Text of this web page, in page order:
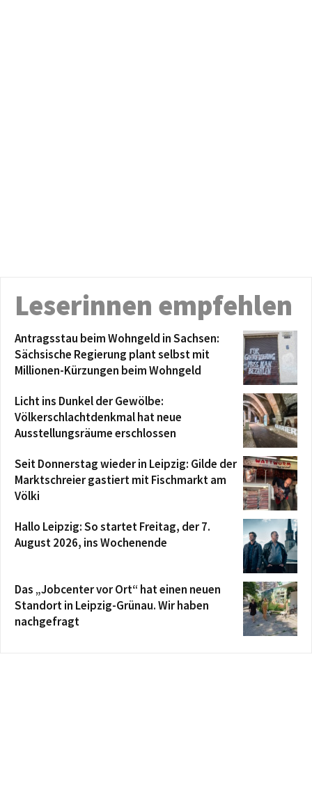
Leserinnen empfehlen
Antragsstau beim Wohngeld in Sachsen:
Sächsische Regierung plant selbst mit
Millionen-Kürzungen beim Wohngeld
Licht ins Dunkel der Gewölbe:
Völkerschlachtdenkmal hat neue
Ausstellungsräume erschlossen
Seit Donnerstag wieder in Leipzig: Gilde der
Marktschreier gastiert mit Fischmarkt am
Völki
Hallo Leipzig: So startet Freitag, der 7.
August 2026, ins Wochenende
Das „Jobcenter vor Ort“ hat einen neuen
Standort in Leipzig-Grünau. Wir haben
nachgefragt